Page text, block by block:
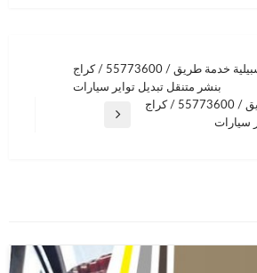
بنشر اشبيلية خدمة طريق / 55773600‬ / كراج
بنشر متنقل تبديل تواير سيارات
بنشر الوفرة خدمة طريق / 55773600‬ / كراج
سيارات